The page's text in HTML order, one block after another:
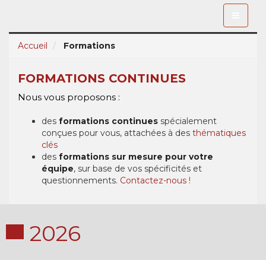
Accueil
Formations
FORMATIONS CONTINUES
Nous vous proposons :
des formations continues spécialement
conçues pour vous, attachées à des thématiques
clés
des formations sur mesure pour votre
équipe, sur base de vos spécificités et
questionnements. Contactez-nous !
2026